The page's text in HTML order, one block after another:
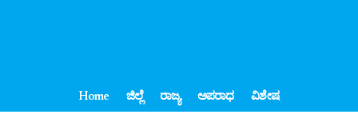
Home ಜಿಲ್ಲೆ ರಾಜ್ಯ ಅಪರಾಧ ವಿಶೇಷ